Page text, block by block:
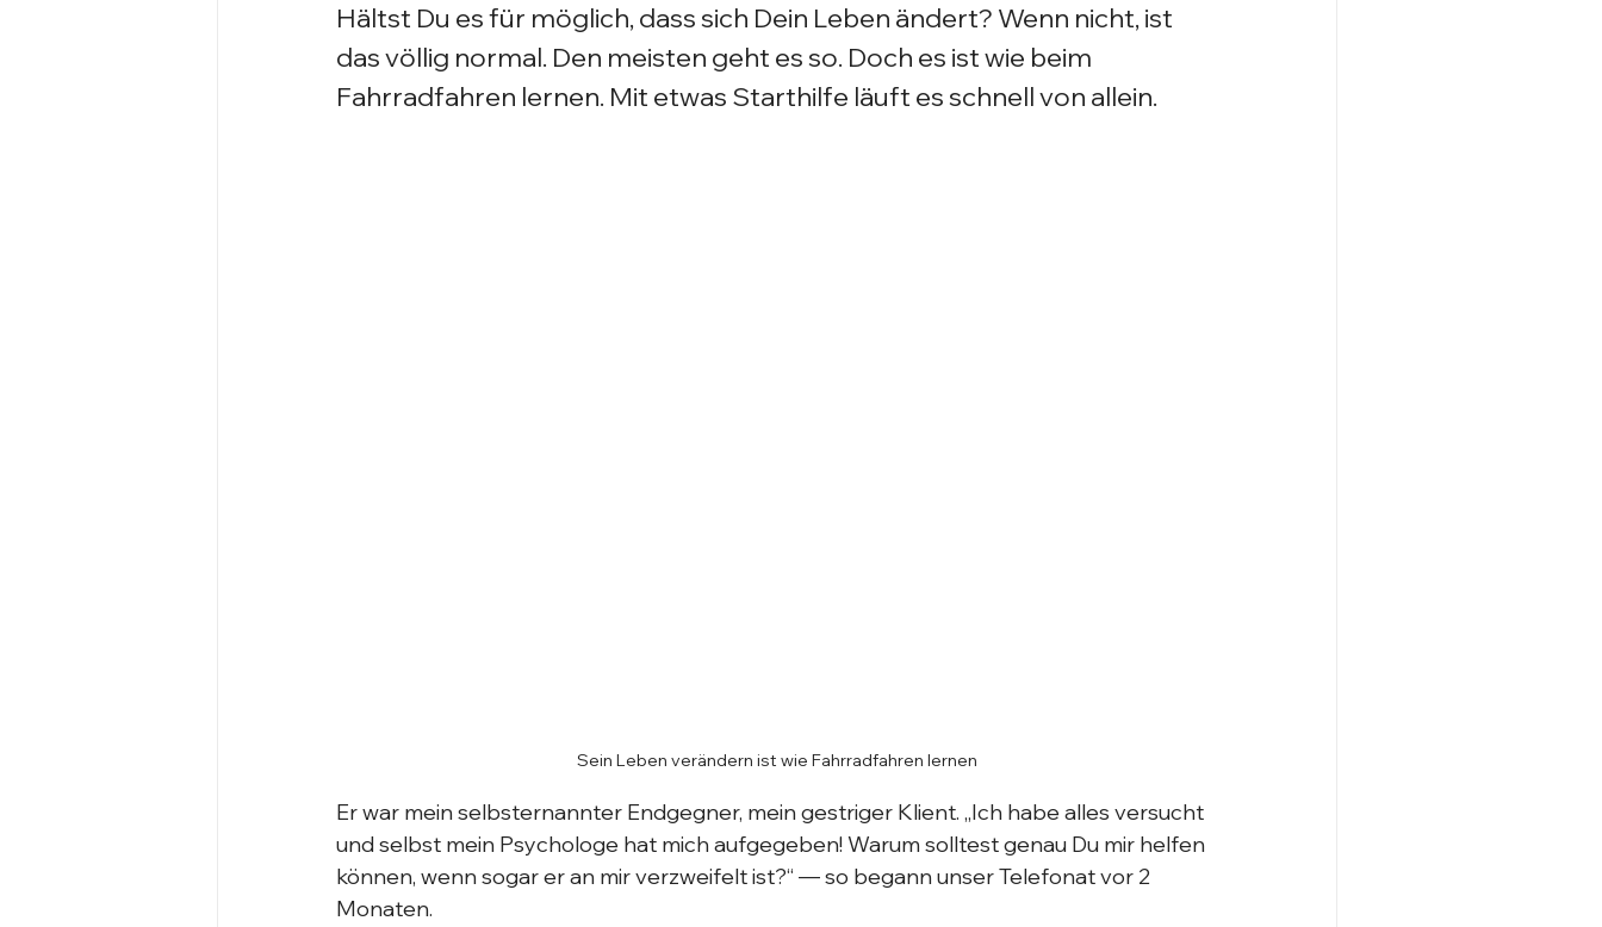
Hältst Du es für möglich, dass sich Dein Leben ändert? Wenn nicht, ist
das völlig normal. Den meisten geht es so. Doch es ist wie beim
Fahrradfahren lernen. Mit etwas Starthilfe läuft es schnell von allein.
Sein Leben verändern ist wie Fahrradfahren lernen
Er war mein selbsternannter Endgegner, mein gestriger Klient. „Ich habe alles versucht
und selbst mein Psychologe hat mich aufgegeben! Warum solltest genau Du mir helfen
können, wenn sogar er an mir verzweifelt ist?“ — so begann unser Telefonat vor 2
Monaten.